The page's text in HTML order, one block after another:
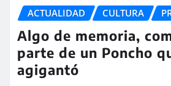
ACTUALIDAD CULTURA
Algo de memoria,
parte de un Poncho
agigantó